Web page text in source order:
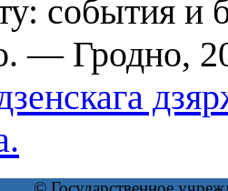
события
— Гродно,